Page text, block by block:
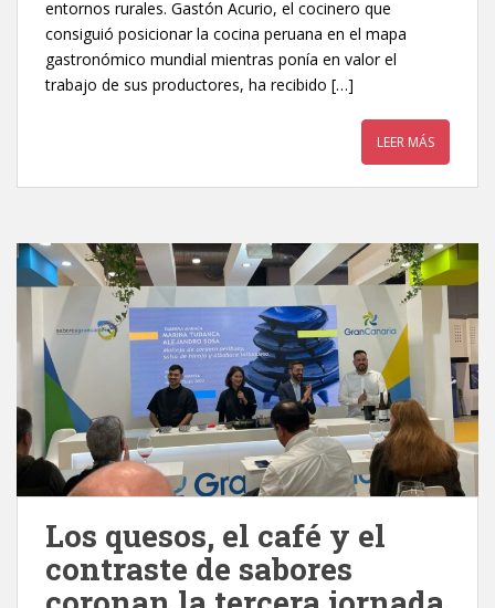
entornos rurales. Gastón Acurio, el cocinero que
consiguió posicionar la cocina peruana en el mapa
gastronómico mundial mientras ponía en valor el
trabajo de sus productores, ha recibido […]
LEER MÁS
Los quesos, el café y el
contraste de sabores